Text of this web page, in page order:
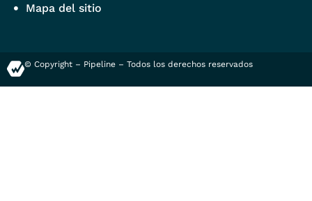
Mapa del sitio
© Copyright – Pipeline – Todos los derechos reservados